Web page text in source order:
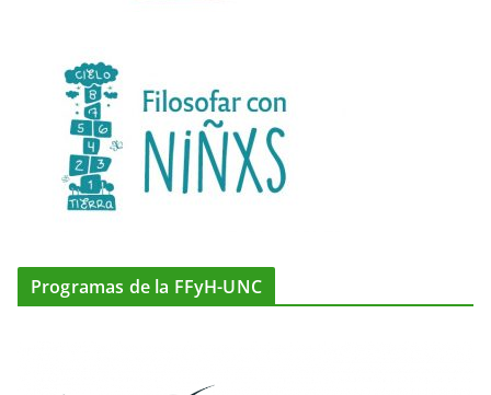
Programas de la FFyH-UNC